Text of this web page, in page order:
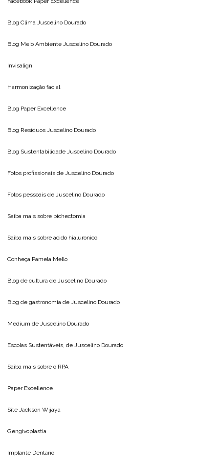
Blog Clima Juscelino Dourado
Blog Meio Ambiente Juscelino Dourado
Invisalign
Harmonização facial
Blog Paper Excellence
Blog Resíduos Juscelino Dourado
Blog Sustentabilidade Juscelino Dourado
Fotos profissionais de Juscelino Dourado
Fotos pessoais de Juscelino Dourado
Saiba mais sobre bichectomia
Saiba mais sobre acido hialuronico
Conheça Pamela Mello
Blog de cultura de Juscelino Dourado
Blog de gastronomia de Juscelino Dourado
Medium de Juscelino Dourado
Escolas Sustentáveis, de Juscelino Dourado
Saiba mais sobre o RPA
Paper Excellence
Site Jackson Wijaya
Gengivoplastia
Implante Dentário